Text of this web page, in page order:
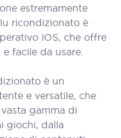
estremamente
ricondizionato è
iOS, che offre
facile da usare.
è un
e versatile, che
gamma di
giochi, dalla